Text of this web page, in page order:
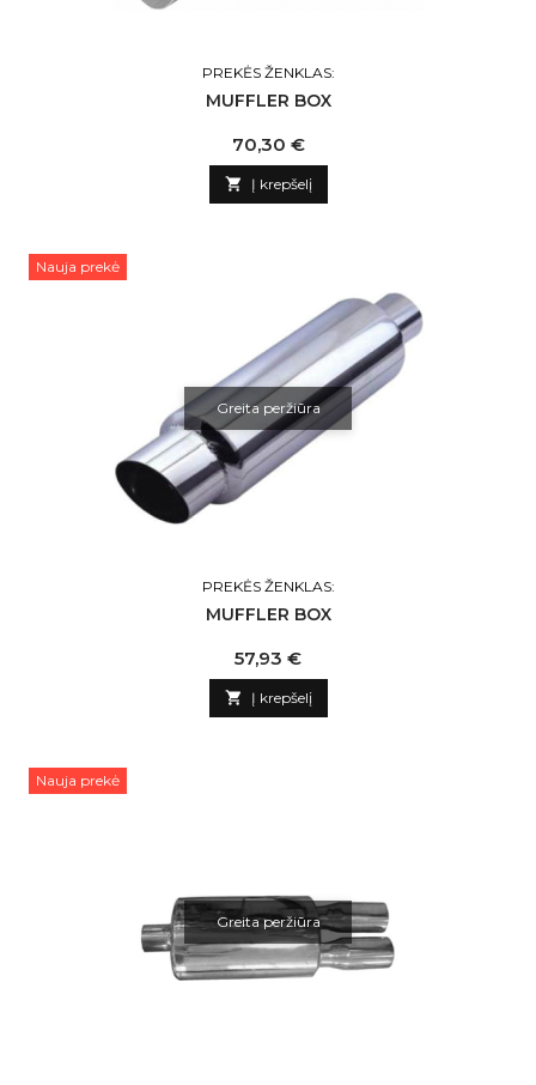
PREKĖS ŽENKLAS:
MUFFLER BOX
Kaina
70,30 €
 Į krepšelį
Nauja prekė
Greita peržiūra
PREKĖS ŽENKLAS:
MUFFLER BOX
Kaina
57,93 €
 Į krepšelį
Nauja prekė
Greita peržiūra